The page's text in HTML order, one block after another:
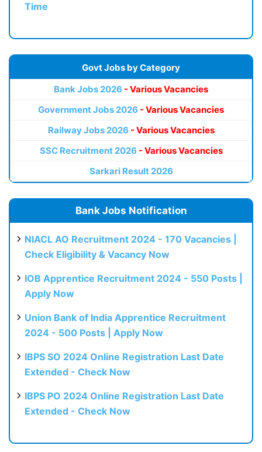
Time
Govt Jobs by Category
Bank Jobs 2026 - Various Vacancies
Government Jobs 2026 - Various Vacancies
Railway Jobs 2026 - Various Vacancies
SSC Recruitment 2026 - Various Vacancies
Sarkari Result 2026
Bank Jobs Notification
NIACL AO Recruitment 2024 - 170 Vacancies |
Check Eligibility & Vacancy Now
IOB Apprentice Recruitment 2024 - 550 Posts |
Apply Now
Union Bank of India Apprentice Recruitment
2024 - 500 Posts | Apply Now
IBPS SO 2024 Online Registration Last Date
Extended - Check Now
IBPS PO 2024 Online Registration Last Date
Extended - Check Now